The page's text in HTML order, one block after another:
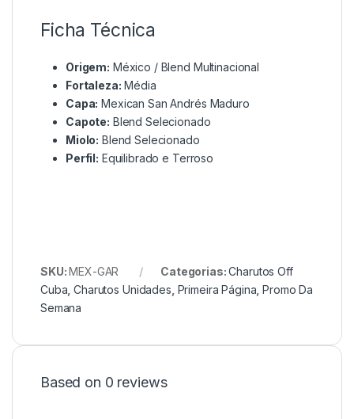
Ficha Técnica
Origem: México / Blend Multinacional
Fortaleza: Média
Capa: Mexican San Andrés Maduro
Capote: Blend Selecionado
Miolo: Blend Selecionado
Perfil: Equilibrado e Terroso
SKU:MEX-GAR Categorias:Charutos Off
Cuba ,Charutos Unidades Primeira Página ,Promo Da
Semana
Based on 0 reviews